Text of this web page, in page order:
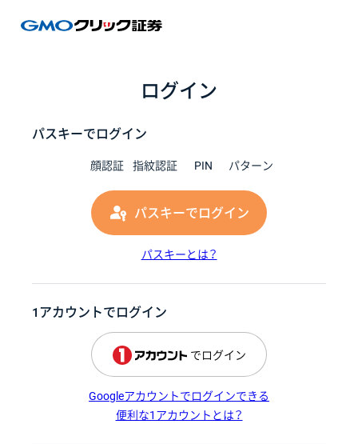
ログイン
パスキーでログイン
顔認証 指紋認証 PIN パターン
パスキーでログイン
パスキーとは？
1アカウントでログイン
でログイン
Googleアカウントでログインできる
便利な1アカウントとは？